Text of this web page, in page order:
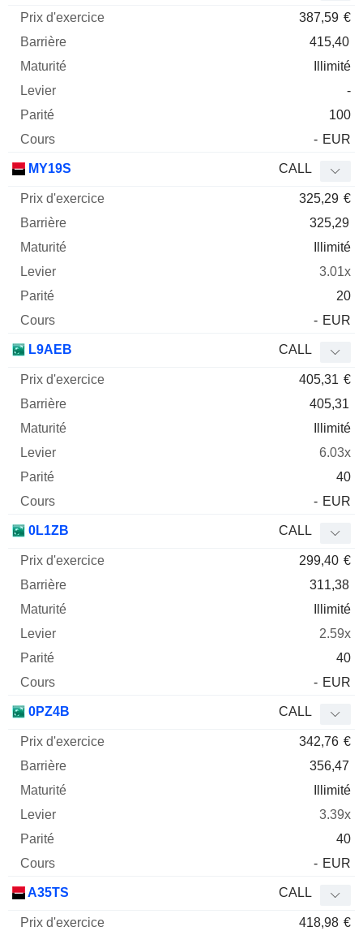
387,59 €
415,40
Illimité
-
100
- EUR
MY19S CALL
325,29 €
325,29
Illimité
3.01x
20
- EUR
L9AEB CALL
405,31 €
405,31
Illimité
6.03x
40
- EUR
0L1ZB CALL
299,40 €
311,38
Illimité
2.59x
40
- EUR
0PZ4B CALL
342,76 €
356,47
Illimité
3.39x
40
- EUR
A35TS CALL
418,98 €